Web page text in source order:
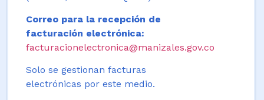
Correo para la recepción de
facturación electrónica:
facturacionelectronica@manizales.gov.co
Solo se gestionan facturas
electrónicas por este medio.